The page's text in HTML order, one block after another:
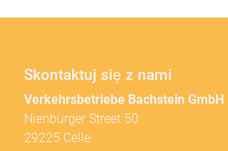
Skontaktuj się z nami
Verkehrsbetriebe Bachstein GmbH
Nienburger Street 50
29225 Celle